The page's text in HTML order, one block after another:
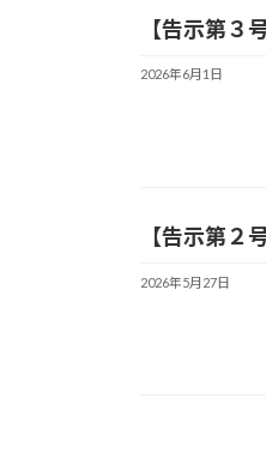
【告示第３
2026年6月1日
【告示第２
2026年5月27日